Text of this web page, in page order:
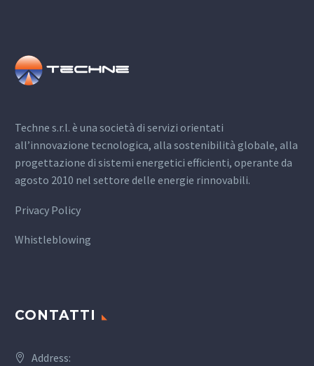
Techne s.r.l. è una società di servizi orientati
all’innovazione tecnologica, alla sostenibilità globale, alla
progettazione di sistemi energetici efficienti, operante da
agosto 2010 nel settore delle energie rinnovabili.
Privacy Policy
Whistleblowing
CONTATTI
Address: